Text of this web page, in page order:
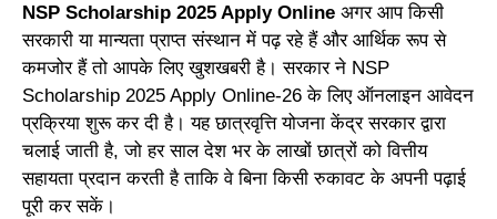
NSP Scholarship 2025 Apply Online अगर आप किसी
सरकारी या मान्यता प्राप्त संस्थान में पढ़ रहे हैं और आर्थिक रूप से
कमजोर हैं तो आपके लिए खुशखबरी है। सरकार ने NSP
Scholarship 2025 Apply Online-26 के लिए ऑनलाइन आवेदन
प्रक्रिया शुरू कर दी है। यह छात्रवृत्ति योजना केंद्र सरकार द्वारा
चलाई जाती है, जो हर साल देश भर के लाखों छात्रों को वित्तीय
सहायता प्रदान करती है ताकि वे बिना किसी रुकावट के अपनी पढ़ाई
पूरी कर सकें।